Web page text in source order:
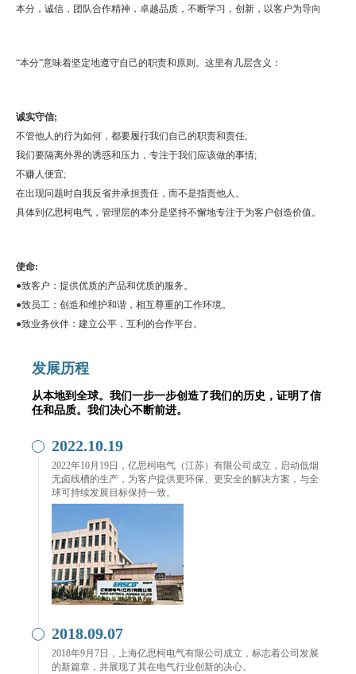
本分，诚信，团队合作精神，卓越品质，不断学习，创新，以客户为导向
“本分”意味着坚定地遵守自己的职责和原则。 这里有几层含义：
诚实守信;
不管他人的行为如何，都要履行我们自己的职责和责任;
我们要隔离外界的诱惑和压力，专注于我们应该做的事情;
不赚人便宜;
在出现问题时自我反省并承担责任，而不是指责他人。
具体到亿思柯电气，管理层的本分是坚持不懈地专注于为客户创造价值。
使命:
●致客户：提供优质的产品和优质的服务。
●致员工：创造和维护和谐，相互尊重的工作环境。
●致业务伙伴：建立公平，互利的合作平台。
发展历程
从本地到全球。我们一步一步创造了我们的历史，证明了信
任和品质。我们决心不断前进。
2022.10.19
2022年10月19日，亿思柯电气（江苏）有限公司成立，启动低烟
无卤线槽的生产，为客户提供更环保、更安全的解决方案，与全
球可持续发展目标保持一致。
2018.09.07
2018年9月7日，上海亿思柯电气有限公司成立，标志着公司发展
的新篇章，并展现了其在电气行业创新的决心。